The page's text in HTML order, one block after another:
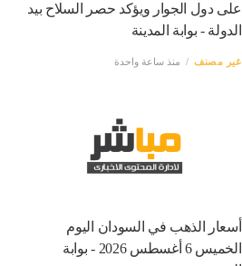
على دول الجوار ويؤكد حصر السلاح بيد
الدولة - بوابة المدينة
غير مصنف منذ ساعة واحدة
أسعار الذهب في السودان اليوم
الخميس 6 أغسطس 2026 - بوابة